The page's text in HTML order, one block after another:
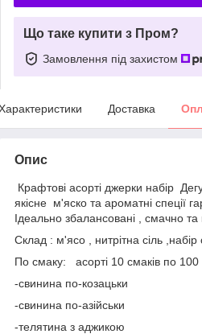
Що таке купити з Пром?
Замовлення під захистом
Доставка
Опис
Крафтові асорті джерки набір
якісне м'яско та ароматні спеції
Ідеально збалансовані , смачно та
Склад : м'ясо , нитрітна сіль ,набір
По смаку: асорті 10 смаків по 100
-свинина по-козацьки
-свинина по-азійськи
-телятина з аджикою